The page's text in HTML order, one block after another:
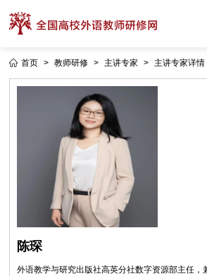
首页 > 教师研修 > 主讲专家 > 主讲专家详情
陈琛
外语教学与研究出版社高英分社数字资源部主任，